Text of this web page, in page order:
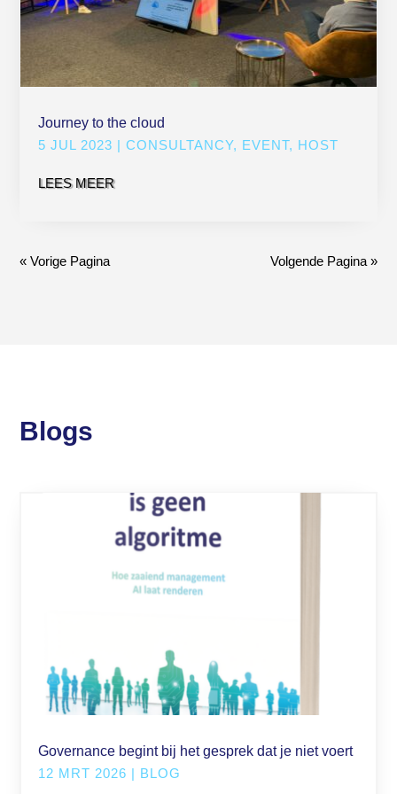
Journey to the cloud
5 JUL 2023 |CONSULTANCY, EVENT, HOST
LEES MEER
« Vorige Pagina Volgende Pagina »
Blogs
Governance begint bij het gesprek dat je niet voert
12 MRT 2026 | BLOG